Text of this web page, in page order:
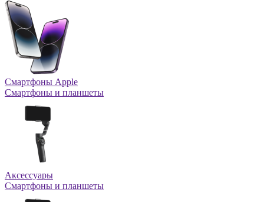
Смартфоны Apple
Смартфоны и планшеты
Аксессуары
Смартфоны и планшеты